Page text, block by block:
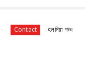
Contact হলদিয়া গভমেন্ট